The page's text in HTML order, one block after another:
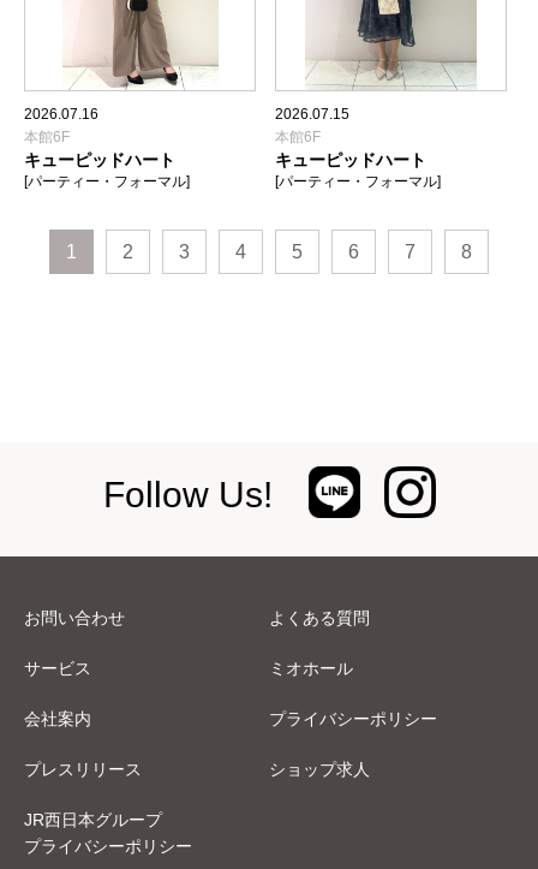
2026.07.16
本館6F
キューピッドハート
[パーティー・フォーマル]
2026.07.15
本館6F
キューピッドハート
[パーティー・フォーマル]
1 2 3 4 5 6 7 8
Follow Us!
お問い合わせ よくある質問
サービス ミオホール
会社案内 プライバシーポリシー
プレスリリース ショップ求人
JR西日本グループ
プライバシーポリシー